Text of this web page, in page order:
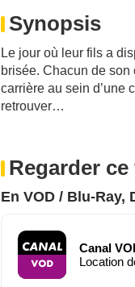
Synopsis
Le jour où leur fils a
brisée. Chacun de
carrière au sein d’une
retrouver…
Regarder
En VOD / Blu-Ray,
Canal
Location